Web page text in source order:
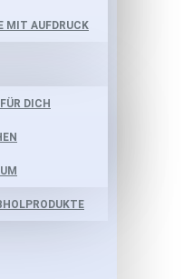
MIT AUFDRUCK
DICH